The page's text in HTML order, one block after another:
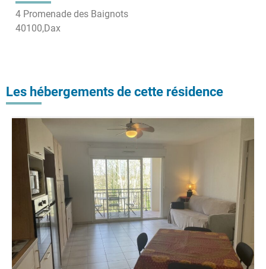
4 Promenade des Baignots
40100,Dax
Les hébergements de cette résidence